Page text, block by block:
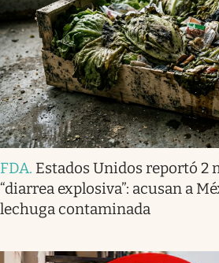
FDA. Estados Unidos reportó 2
“diarrea explosiva”: acusan a
lechuga contaminada